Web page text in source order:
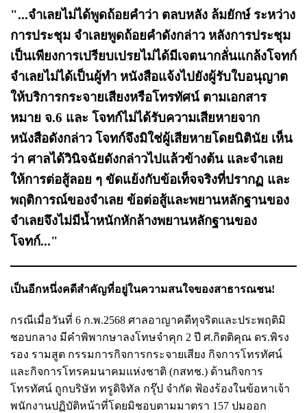
"...จําเลยไม่ได้พูดถ้อยคําว่า ตลบหลัง ล้มยักษ์ ระหว่าง
การประชุม จําเลยพูดถ้อยคําดังกล่าว หลังการประชุม
เป็นเพียงการเปรียบเปรยไม่ได้มีเจตนากลั่นแกล้งโจทก์
จําเลยไม่ได้เป็นผู้ทํา หนังสือแจ้งไปยังผู้รับใบอนุญาต
ให้บริการกระจายเสียงหรือโทรทัศน์ ตามเอกสาร
หมาย จ.6 และ โจทก์ไม่ได้รับความเสียหายจาก
หนังสือดังกล่าว โจทก์จึงมิใช่ผู้เสียหายโดยนิตินัย เห็น
ว่า ศาลได้วินิจฉัยดังกล่าวไปแล้วข้างต้น และจําเลย
ให้การต่อสู้ลอย ๆ ขัดแย้งกับข้อเท็จจริงที่ปรากฏ และ
พฤติการณ์ของจําเลย ข้อต่อสู้และพยานหลักฐานของ
จําเลยจึงไม่มีน้ำหนักหักล้างพยานหลักฐานของ
โจทก์..."
เป็นอีกหนึ่งคดีสำคัญที่อยู่ในความสนใจของสาธารณชน!
กรณีเมื่อวันที่ 6 ก.พ.2568 ศาลอาญาคดีทุจริตและประพฤติมิ
ชอบกลาง มีคำพิพากษาลงโทษจำคุก 2 ปี ศ.กิตติคุณ ดร.พิรง
รอง รามสูต กรรมการกิจการกระจายเสียง กิจการโทรทัศน์
และกิจการโทรคมนาคมแห่งชาติ (กสทช.) ด้านกิจการ
โทรทัศน์ ถูกบริษัท ทรูดิจิทัล กรุ๊ป จำกัด ฟ้องร้องในข้อหาเจ้า
พนักงานปฏิบัติหน้าที่โดยมิชอบตามมาตรา 157 ปมออก